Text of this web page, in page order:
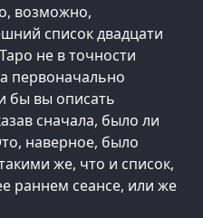
возможно,
список двадцати
не в точности
первоначально
бы вы описать
сначала, было ли
наверное, было
же, что и список,
раннем сеансе, или же